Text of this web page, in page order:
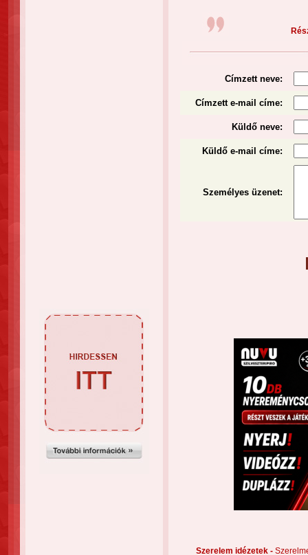
Címzett neve:
Címzett e-mail címe:
Küldő neve:
Küldő e-mail címe:
Személyes üzenet:
Szerelem idézetek -